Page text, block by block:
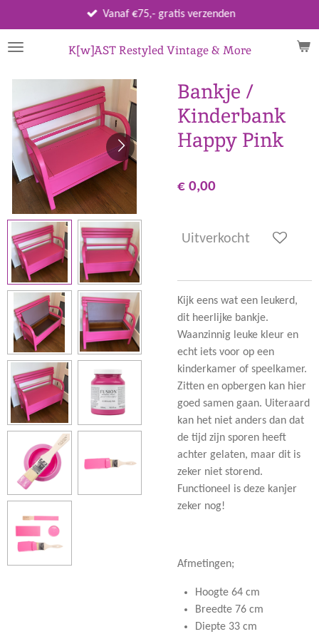
direct
naar
hoofdinhoud
K[w]AST Restyled Vintage & More
Vanaf €75,- gratis verzenden
Bankje /
Kinderbank
Happy Pink
€ 0,00
Uitverkocht
Kijk eens wat een leukerd,
dit heerlijke bankje.
Waanzinnig leuke kleur en
echt iets voor op een
kinderkamer of speelkamer.
Zitten en opbergen kan hier
goed samen gaan. Uiteraard
kan het niet anders dan dat
de tijd zijn sporen heeft
achter gelaten, maar dit is
zeker niet storend.
Functioneel is deze kanjer
zeker nog!
Afmetingen;
Hoogte 64 cm
Breedte 76 cm
Diepte 33 cm